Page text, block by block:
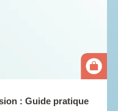
: Guide pratique